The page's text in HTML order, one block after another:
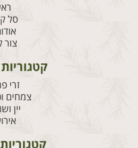
סל
זרי
צמחים
יין